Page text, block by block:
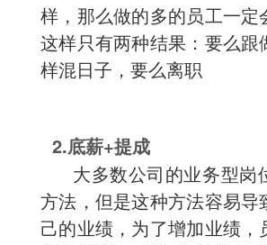
样，那么做的多的员工一定
这样只有两种结果：要么跟
样混日子，要么离职
2.底薪+提成
大多数公司的业务型岗
方法，但是这种方法容易导
己的业绩，为了增加业绩，